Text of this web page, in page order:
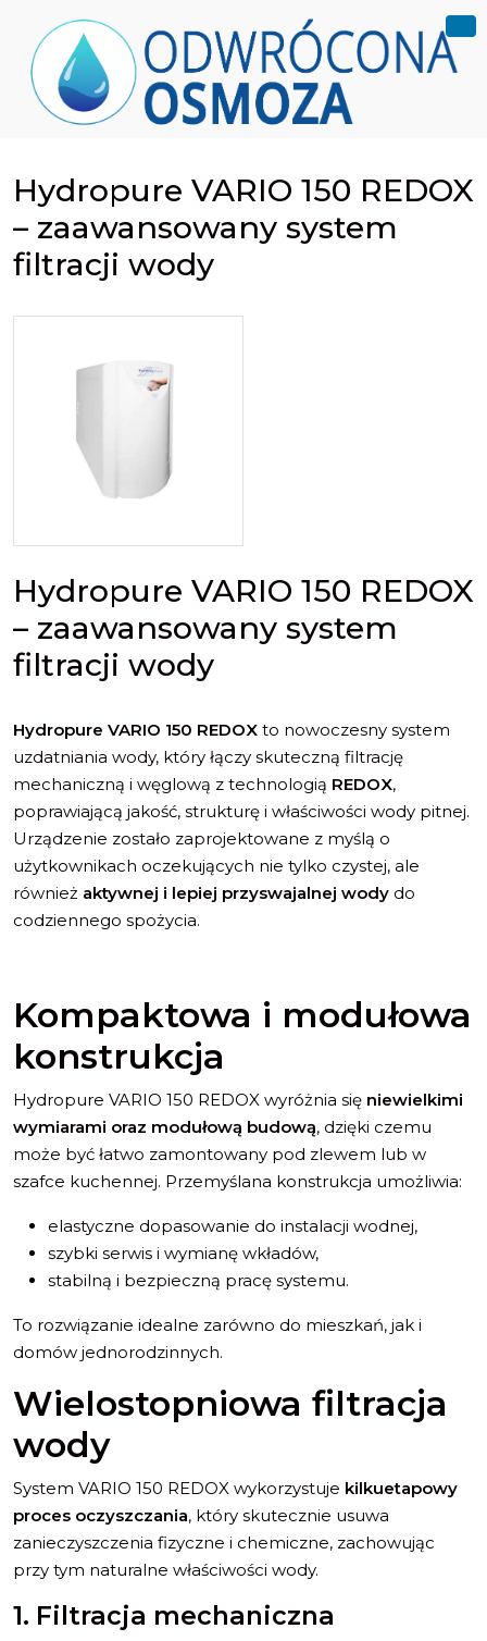
Hydropure VARIO 150 REDOX
– zaawansowany system
filtracji wody
Hydropure VARIO 150 REDOX
– zaawansowany system
filtracji wody
Hydropure VARIO 150 REDOX to nowoczesny system
uzdatniania wody, który łączy skuteczną filtrację
mechaniczną i węglową z technologią REDOX,
poprawiającą jakość, strukturę i właściwości wody pitnej.
Urządzenie zostało zaprojektowane z myślą o
użytkownikach oczekujących nie tylko czystej, ale
również aktywnej i lepiej przyswajalnej wody do
codziennego spożycia.
Kompaktowa i modułowa
konstrukcja
Hydropure VARIO 150 REDOX wyróżnia się niewielkimi
wymiarami oraz modułową budową, dzięki czemu
może być łatwo zamontowany pod zlewem lub w
szafce kuchennej. Przemyślana konstrukcja umożliwia:
elastyczne dopasowanie do instalacji wodnej,
szybki serwis i wymianę wkładów,
stabilną i bezpieczną pracę systemu.
To rozwiązanie idealne zarówno do mieszkań, jak i
domów jednorodzinnych.
Wielostopniowa filtracja
wody
System VARIO 150 REDOX wykorzystuje kilkuetapowy
proces oczyszczania, który skutecznie usuwa
zanieczyszczenia fizyczne i chemiczne, zachowując
przy tym naturalne właściwości wody.
1. Filtracja mechaniczna